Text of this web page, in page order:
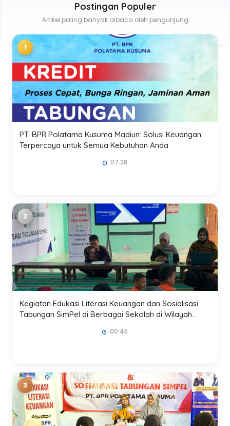
Postingan Populer
Artikel paling banyak dibaca oleh pengunjung
PT. BPR Polatama Kusuma Madiun: Solusi Keuangan
Terpercaya untuk Semua Kebutuhan Anda
07.28
Kegiatan Edukasi Literasi Keuangan dan Sosialisasi
Tabungan SimPel di Berbagai Sekolah di Wilayah
00.45